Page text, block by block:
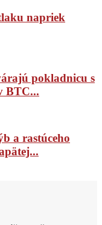
napriek
pokladnicu s
BTC...
a rastúceho